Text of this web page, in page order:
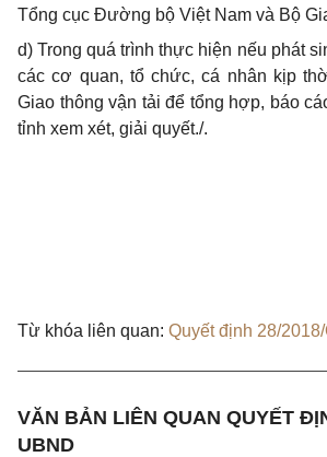
Tổng cục Đường bộ Việt Nam và Bộ
d) Trong quá trình thực hiện nếu phát
các cơ quan, tổ chức, cá nhân kịp
Giao thông vận tải để tổng hợp, báo
tỉnh xem xét, giải quyết./.
Từ khóa liên quan: Quyết định 28/
VĂN BẢN LIÊN QUAN QUYẾT
UBND